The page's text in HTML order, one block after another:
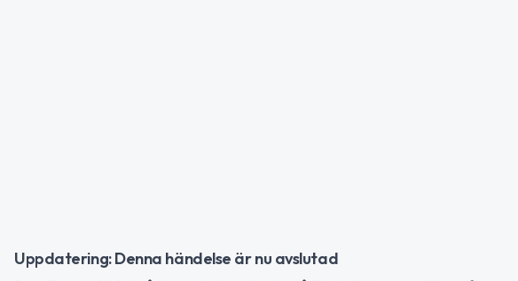
Uppdatering: Denna händelse är nu avslutad